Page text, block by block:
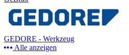
GEDORE - Werkzeug
Alle anzeigen